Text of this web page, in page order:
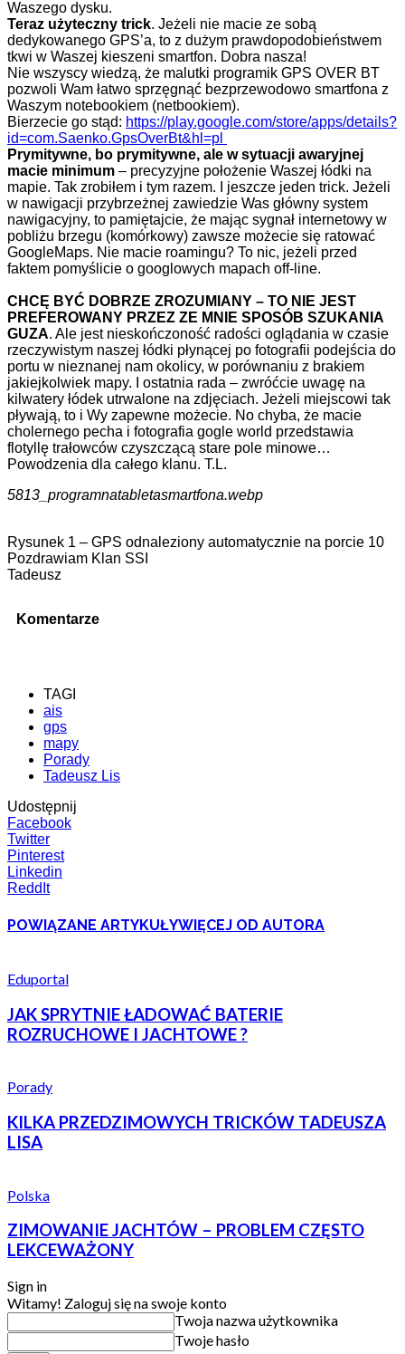
Waszego dysku.
Teraz użyteczny trick. Jeżeli nie macie ze sobą
dedykowanego GPS’a, to z dużym prawdopodobieństwem
tkwi w Waszej kieszeni smartfon. Dobra nasza!
Nie wszyscy wiedzą, że malutki programik GPS OVER BT
pozwoli Wam łatwo sprzęgnąć bezprzewodowo smartfona z
Waszym notebookiem (netbookiem).
Bierzecie go stąd: https://play.google.com/store/apps/details?
id=com.Saenko.GpsOverBt&hl=pl
Prymitywne, bo prymitywne, ale w sytuacji awaryjnej
macie minimum – precyzyjne położenie Waszej łódki na
mapie. Tak zrobiłem i tym razem. I jeszcze jeden trick. Jeżeli
w nawigacji przybrzeżnej zawiedzie Was główny system
nawigacyjny, to pamiętajcie, że mając sygnał internetowy w
pobliżu brzegu (komórkowy) zawsze możecie się ratować
GoogleMaps. Nie macie roamingu? To nic, jeżeli przed
faktem pomyślicie o googlowych mapach off-line.
CHCĘ BYĆ DOBRZE ZROZUMIANY – TO NIE JEST
PREFEROWANY PRZEZ ZE MNIE SPOSÓB SZUKANIA
GUZA. Ale jest nieskończoność radości oglądania w czasie
rzeczywistym naszej łódki płynącej po fotografii podejścia do
portu w nieznanej nam okolicy, w porównaniu z brakiem
jakiejkolwiek mapy. I ostatnia rada – zwróćcie uwagę na
kilwatery łódek utrwalone na zdjęciach. Jeżeli miejscowi tak
pływają, to i Wy zapewne możecie. No chyba, że macie
cholernego pecha i fotografia gogle world przedstawia
flotyllę trałowców czyszczącą stare pole minowe…
Powodzenia dla całego klanu. T.L.
5813_programnatabletasmartfona.webp
Rysunek 1 – GPS odnaleziony automatycznie na porcie 10
Pozdrawiam Klan SSI
Tadeusz
Komentarze
TAGI
ais
gps
mapy
Porady
Tadeusz Lis
Udostępnij
Facebook
Twitter
Pinterest
Linkedin
ReddIt
POWIĄZANE ARTYKUŁYWIĘCEJ OD AUTORA
Eduportal
JAK SPRYTNIE ŁADOWAĆ BATERIE
ROZRUCHOWE I JACHTOWE ?
Porady
KILKA PRZEDZIMOWYCH TRICKÓW TADEUSZA
LISA
Polska
ZIMOWANIE JACHTÓW – PROBLEM CZĘSTO
LEKCEWAŻONY
Sign in
Witamy! Zaloguj się na swoje konto
Twoja nazwa użytkownika
Twoje hasło